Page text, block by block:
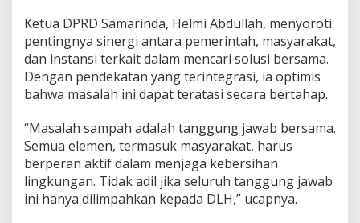
h
D
e
s
a
k
i
e
r
g
Ketua DPRD Samarinda, Helmi Abdullah, menyoroti
pentingnya sinergi antara pemerintah, masyarakat,
dan instansi terkait dalam mencari solusi bersama.
Dengan pendekatan yang terintegrasi, ia optimis
bahwa masalah ini dapat teratasi secara bertahap.
“Masalah sampah adalah tanggung jawab bersama.
Semua elemen, termasuk masyarakat, harus
berperan aktif dalam menjaga kebersihan
lingkungan. Tidak adil jika seluruh tanggung jawab
ini hanya dilimpahkan kepada DLH,” ucapnya.